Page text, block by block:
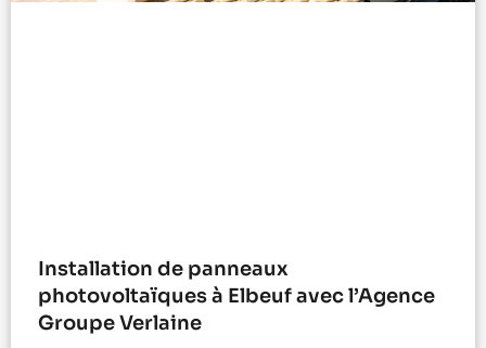
Installation de panneaux
photovoltaïques à Elbeuf avec l’Agence
Groupe Verlaine